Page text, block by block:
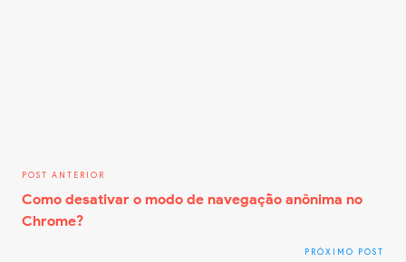
Como desativar o modo de navegação anônima no
Chrome?